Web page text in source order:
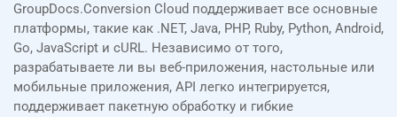
GroupDocs.Conversion Cloud поддерживает все основные
платформы, такие как .NET, Java, PHP, Ruby, Python, Android,
Go, JavaScript и cURL. Независимо от того,
разрабатываете ли вы веб-приложения, настольные или
мобильные приложения, API легко интегрируется,
поддерживает пакетную обработку и гибкие